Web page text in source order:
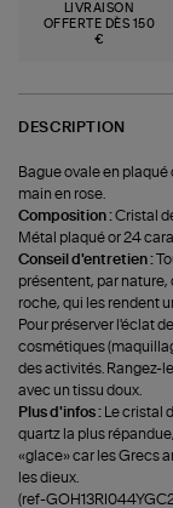
LIVRAISON
OFFERTE DÈS 150
€
DESCRIPTION
Bague ovale en
main en rose.
Composition :Cristal
Métal plaqué or 24
Conseil d'entretien :
présentent, par
roche, qui les rendent
Pour préserver l'éclat
cosmétiques
des activités. Rangez-
avec un tissu doux.
Plus d'infos :
Le cristal
quartz la plus
«glace» car les Grecs
les dieux.
(ref-